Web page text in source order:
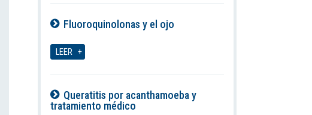
Fluoroquinolonas y el ojo
LEER
Queratitis por acanthamoeba y
tratamiento médico